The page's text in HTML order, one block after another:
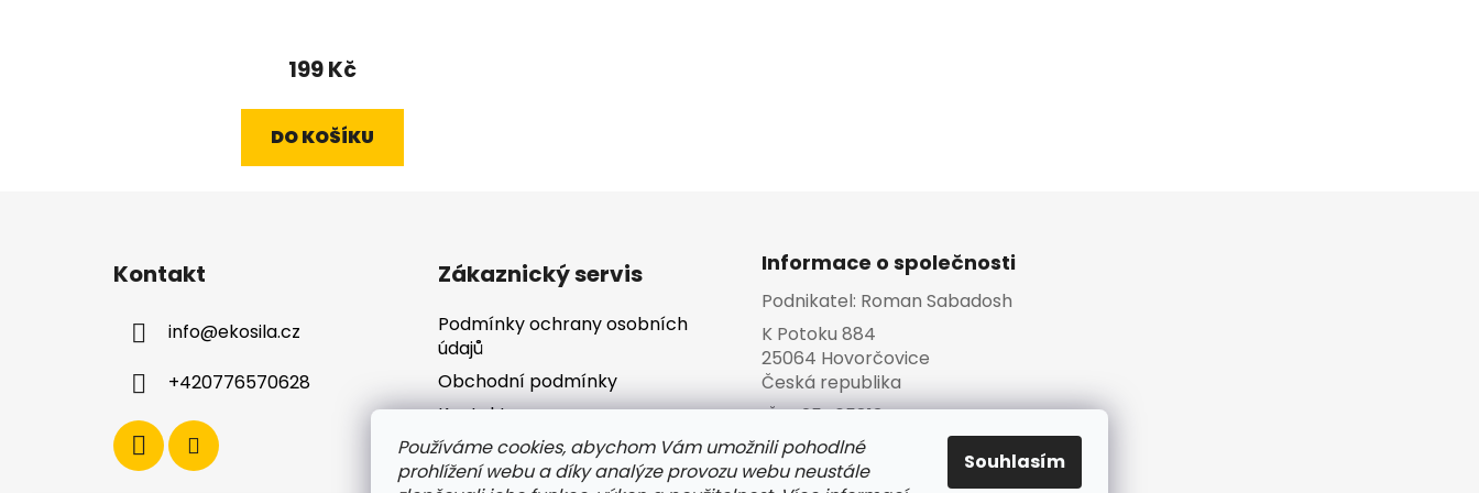
Používáme cookies, abychom Vám umožnili pohodlné
prohlížení webu a díky analýze provozu webu neustále
Souhlasím
199 Kč
DO KOŠÍKU
Kontakt
info@ekosila.cz
+420776570628
Zákaznický servis
Podmínky ochrany osobních
údajů
Obchodní podmínky
Kontakty
Doprava a platba
Informace o společnosti
Podnikatel: Roman Sabadosh
K Potoku 884
25064 Hovorčovice
Česká republika
IČO:25465813